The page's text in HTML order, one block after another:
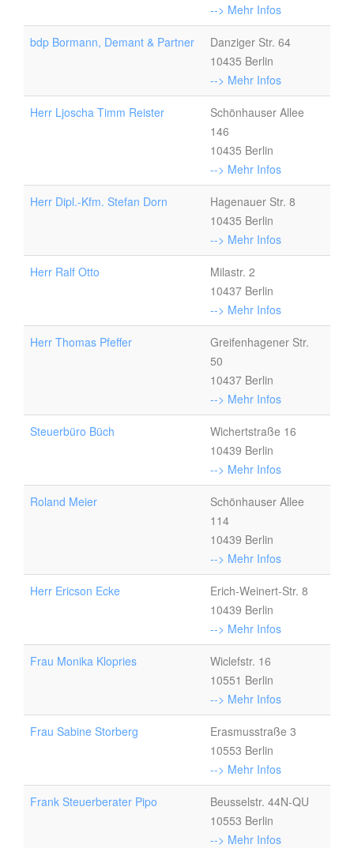
--> Mehr Infos
bdp Bormann, Demant & Partner
Danziger Str. 64
10435 Berlin
--> Mehr Infos
Herr Ljoscha Timm Reister
Schönhauser Allee
146
10435 Berlin
--> Mehr Infos
Herr Dipl.-Kfm. Stefan Dorn
Hagenauer Str. 8
10435 Berlin
--> Mehr Infos
Herr Ralf Otto
Milastr. 2
10437 Berlin
--> Mehr Infos
Herr Thomas Pfeffer
Greifenhagener Str.
50
10437 Berlin
--> Mehr Infos
Steuerbüro Büch
Wichertstraße 16
10439 Berlin
--> Mehr Infos
Roland Meier
Schönhauser Allee
114
10439 Berlin
--> Mehr Infos
Herr Ericson Ecke
Erich-Weinert-Str. 8
10439 Berlin
--> Mehr Infos
Frau Monika Klopries
Wiclefstr. 16
10551 Berlin
--> Mehr Infos
Frau Sabine Storberg
Erasmusstraße 3
10553 Berlin
--> Mehr Infos
Frank Steuerberater Pipo
Beusselstr. 44N-QU
10553 Berlin
--> Mehr Infos